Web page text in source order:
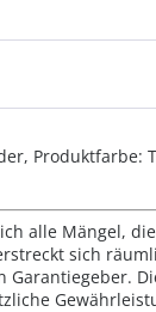
Produktfarbe:
alle Mängel,
sich